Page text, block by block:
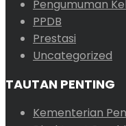
Pengumuman
PPDB
Prestasi
Uncategorized
TAUTAN PENTING
Kementerian